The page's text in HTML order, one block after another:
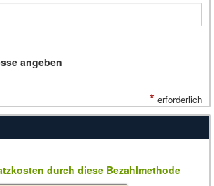
angeben
* erforderlich
durch diese Bezahlmethode